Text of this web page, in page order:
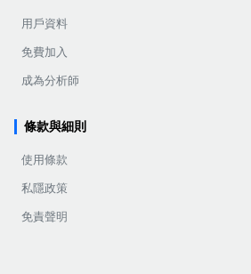
用戶資料
免費加入
成為分析師
條款與細則
使用條款
私隱政策
免責聲明